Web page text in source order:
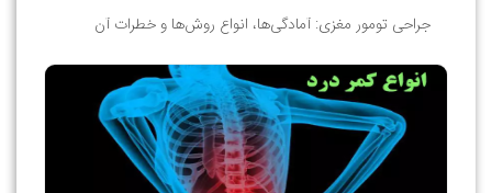
جراحی تومور مغزی: آمادگی‌ها، انواع روش‌ها و خطرات آن